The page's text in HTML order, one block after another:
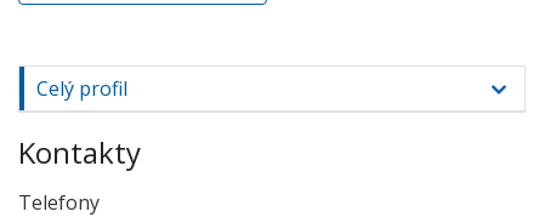
Celý profil
Kontakty
Telefony